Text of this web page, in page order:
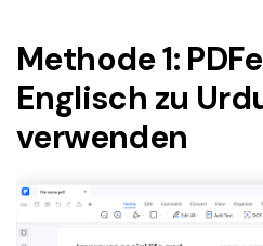
Methode 1:
Englisch zu
verwenden